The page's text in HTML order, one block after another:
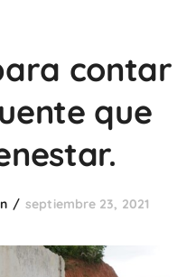
contar
que
septiembre 23, 2021